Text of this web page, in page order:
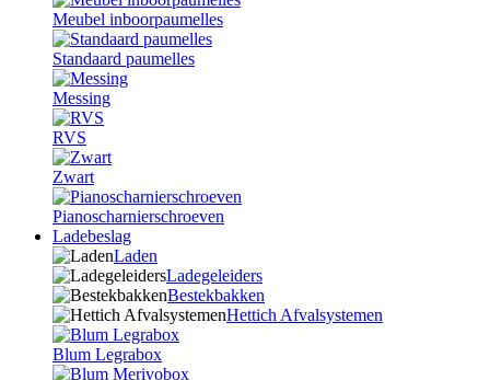
Meubel inboorpaumelles
Standaard paumelles
Messing
RVS
Zwart
Pianoscharnierschroeven
Ladebeslag
Laden
Ladegeleiders
Bestekbakken
Hettich Afvalsystemen
Blum Legrabox